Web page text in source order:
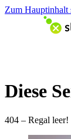
Zum Hauptinhalt
Diese
404 – Regal leer!